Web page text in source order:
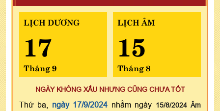
LỊCH DƯƠNG
17
Tháng 9
LỊCH ÂM
15
Tháng 8
NGÀY KHÔNG XẤU NHƯNG CŨNG CHƯA TỐT
Thứ ba, ngày 17/9/2024 nhằm ngày 15/8/2024 Âm